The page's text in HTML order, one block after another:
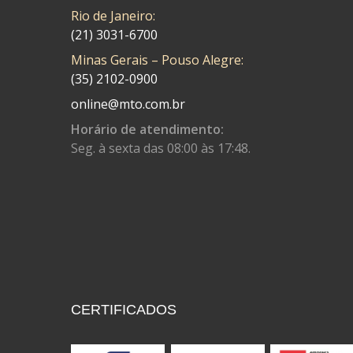
COMETA
CONTROL FLEX (92)
CPL IMPORT
DANIDREA (160)
DIVERSOS
Rio de Janeiro:
(21) 3031-6700
Minas Gerais – Pouso Alegre:
(35) 2102-0900
online@mto.com.br
Horário de atendimento:
Seg. à sexta das 08:00 às 17:48.
CERTIFICADOS